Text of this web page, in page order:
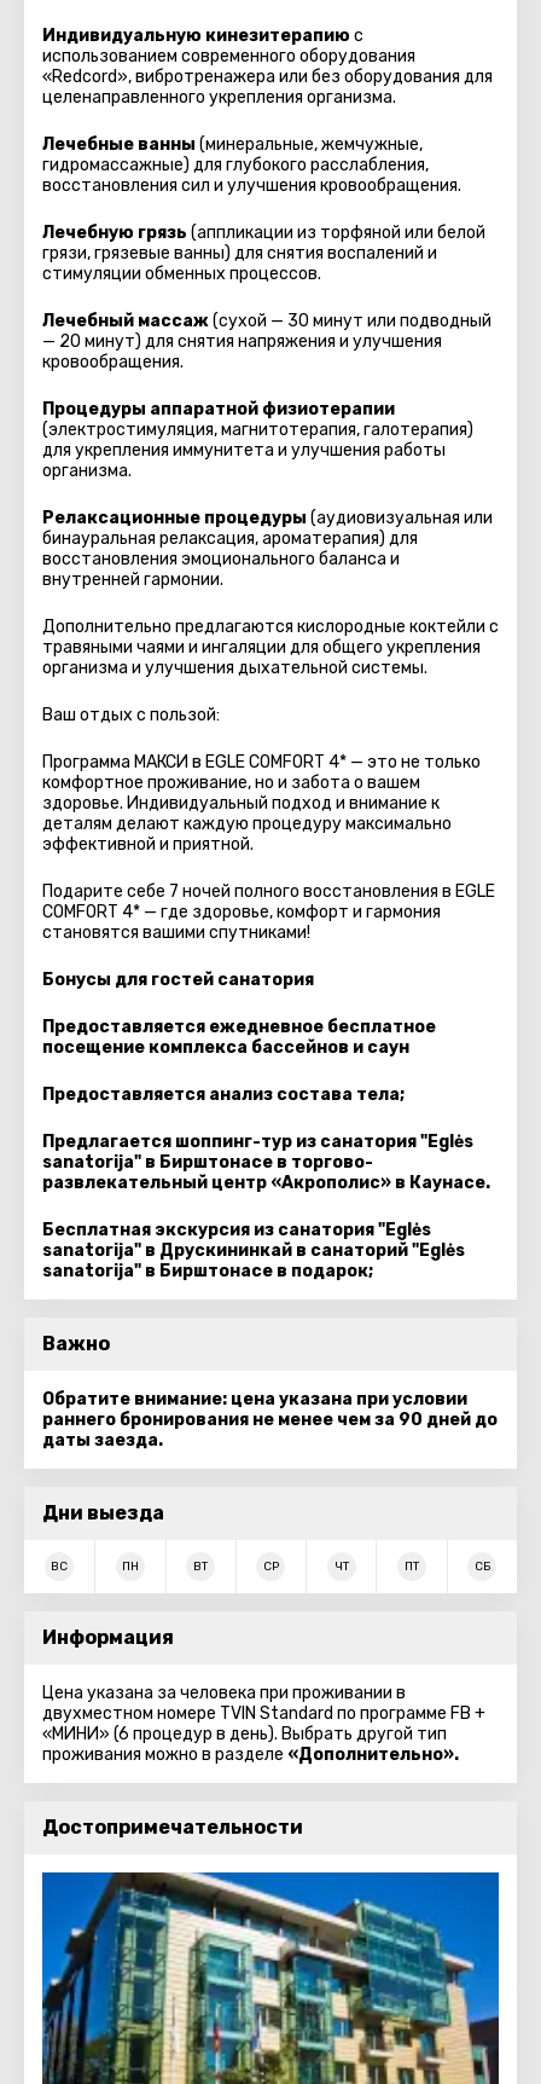
Индивидуальную кинезитерапию с
использованием современного оборудования
«Redcord», вибротренажера или без оборудования для
целенаправленного укрепления организма.
Лечебные ванны (минеральные, жемчужные,
гидромассажные) для глубокого расслабления,
восстановления сил и улучшения кровообращения.
Лечебную грязь (аппликации из торфяной или белой
грязи, грязевые ванны) для снятия воспалений и
стимуляции обменных процессов.
Лечебный массаж(сухой — 30 минут или подводный
— 20 минут) для снятия напряжения и улучшения
кровообращения.
Процедуры аппаратной физиотерапии
(электростимуляция, магнитотерапия, галотерапия)
для укрепления иммунитета и улучшения работы
организма.
Релаксационные процедуры (аудиовизуальная или
бинауральная релаксация, ароматерапия) для
восстановления эмоционального баланса и
внутренней гармонии.
Дополнительно предлагаются кислородные коктейли с
травяными чаями и ингаляции для общего укрепления
организма и улучшения дыхательной системы.
Ваш отдых с пользой:
Программа МАКСИ в EGLE COMFORT 4* — это не только
комфортное проживание, но и забота о вашем
здоровье. Индивидуальный подход и внимание к
деталям делают каждую процедуру максимально
эффективной и приятной.
Подарите себе 7 ночей полного восстановления в EGLE
COMFORT 4* — где здоровье, комфорт и гармония
становятся вашими спутниками!
Бонусы для гостей санатория
Предоставляется ежедневное бесплатное
посещение комплекса бассейнов и саун
Предоставляется анализ состава тела;
Предлагается шоппинг-тур из санатория "Eglės
sanatorija" в Бирштонасе в торгово-
развлекательный центр «Акрополис» в Каунасе.
Бесплатная экскурсия из санатория "Eglės
sanatorija" в Друскининкай в санаторий "Eglės
sanatorija" в Бирштонасе в подарок;
Важно
Обратите внимание: цена указана при условии
раннего бронирования не менее чем за 90 дней до
даты заезда.
Дни выезда
ВС ПН ВТ СР ЧТ ПТ СБ
Информация
Цена указана за человека при проживании в
двухместном номере TVIN Standard по программе FB +
«МИНИ» (6 процедур в день). Выбрать другой тип
проживания можно в разделе «Дополнительно».
Достопримечательности